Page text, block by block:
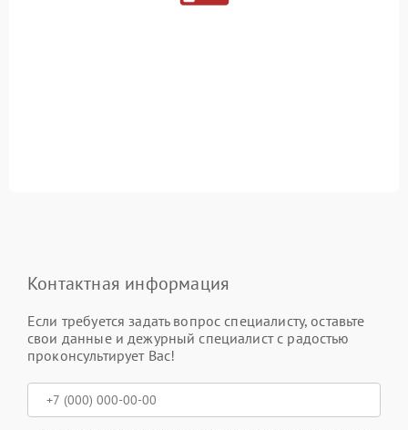
Контактная информация
Если требуется задать вопрос специалисту, оставьте
свои данные и дежурный специалист с радостью
проконсультирует Вас!